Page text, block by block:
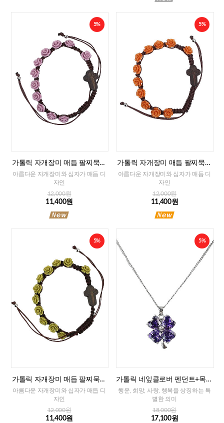
5%
가톨릭 자개장미 매듭 팔찌묵주
(퍼플)-8mm
아름다운 자개장미와 십자가 매듭 디
자인
12,000원
11,400원
5%
가톨릭 자개장미 매듭 팔찌묵주
(오렌지)-8mm
아름다운 자개장미와 십자가 매듭 디
자인
12,000원
11,400원
5%
가톨릭 자개장미 매듭 팔찌묵주
(그린)-8mm
아름다운 자개장미와 십자가 매듭 디
자인
12,000원
11,400원
5%
가톨릭 네잎클로버 펜던트+목걸
이줄
행운, 희망, 사랑, 행복을 상징하는 특
별한 의미
18,000원
17,100원